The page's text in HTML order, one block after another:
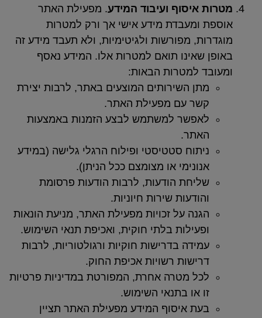
ועיבוד המידע. מפעילת האתר
מידע אישי אך ורק למטרות
מפורשות ולגיטימיות, ולא תעבד מידע זה
תואם למטרות אלו. המידע נאסף
למטרות הבאות:
השירותים המוצעים באתר, לרבות יצירת
עם מפעילת האתר.
למשתמש לבצע הזמנות באמצעות
סטטיסטי ופילוח הרגלי גלישה (במידע
או מצומצם ככל הניתן).
הודעות, לרבות הודעות פרסומת
שירות חיוניות.
על זכויות מפעילת האתר, מניעת הונאות
בלתי חוקית, ואכיפת תנאי השימוש.
בדרישות חוקיות ורגולטוריות, לרבות
רשויות אכיפת החוק.
מטרה אחרת, המפורטת במדיניות פרטיות
או בתנאי השימוש.
איסוף המידע מפעילת האתר תציין